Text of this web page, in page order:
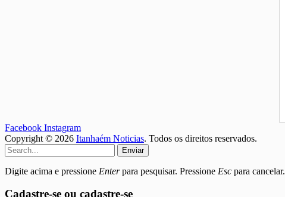
Facebook Instagram
Copyright © 2026 Itanhaém Noticias. Todos os direitos reservados.
Enviar
Digite acima e pressione Enterpara pesquisar. Pressione Esc para cancelar.
Cadastre-se ou cadastre-se